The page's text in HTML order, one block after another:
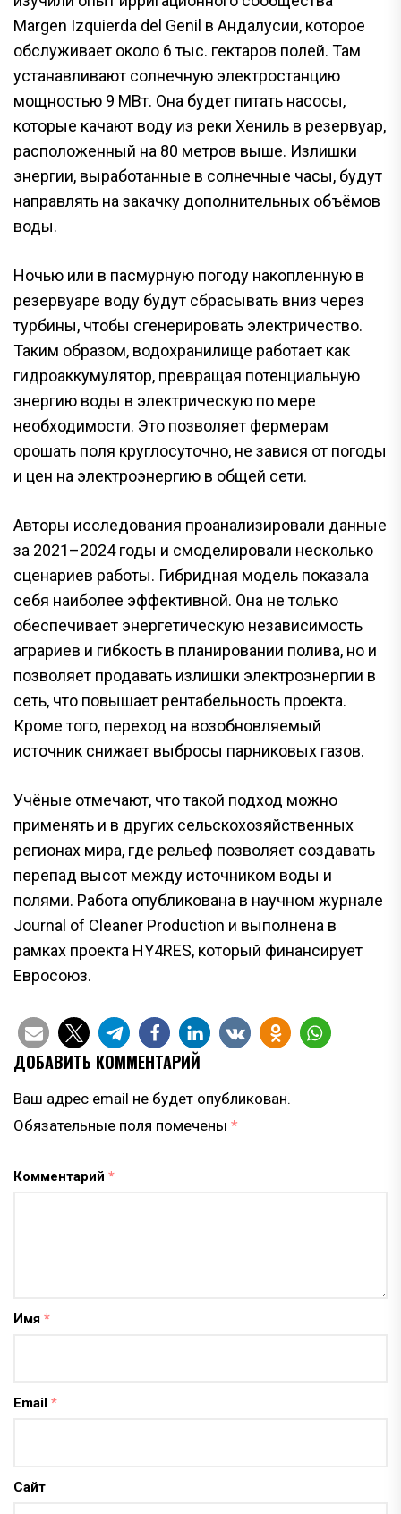
Margen Izquierda del Genil в Андалусии, которое
обслуживает около 6 тыс. гектаров полей. Там
устанавливают солнечную электростанцию
мощностью 9 МВт. Она будет питать насосы,
которые качают воду из реки Хениль в резервуар,
расположенный на 80 метров выше. Излишки
энергии, выработанные в солнечные часы, будут
направлять на закачку дополнительных объёмов
воды.
Ночью или в пасмурную погоду накопленную в
резервуаре воду будут сбрасывать вниз через
турбины, чтобы сгенерировать электричество.
Таким образом, водохранилище работает как
гидроаккумулятор, превращая потенциальную
энергию воды в электрическую по мере
необходимости. Это позволяет фермерам
орошать поля круглосуточно, не завися от погоды
и цен на электроэнергию в общей сети.
Авторы исследования проанализировали данные
за 2021–2024 годы и смоделировали несколько
сценариев работы. Гибридная модель показала
себя наиболее эффективной. Она не только
обеспечивает энергетическую независимость
аграриев и гибкость в планировании полива, но и
позволяет продавать излишки электроэнергии в
сеть, что повышает рентабельность проекта.
Кроме того, переход на возобновляемый
источник снижает выбросы парниковых газов.
Учёные отмечают, что такой подход можно
применять и в других сельскохозяйственных
регионах мира, где рельеф позволяет создавать
перепад высот между источником воды и
полями. Работа опубликована в научном журнале
Journal of Cleaner Production и выполнена в
рамках проекта HY4RES, который финансирует
Евросоюз.
ДОБАВИТЬ КОММЕНТАРИЙ
Ваш адрес email не будет опубликован.
Обязательные поля помечены *
Комментарий *
Имя *
Email *
Сайт